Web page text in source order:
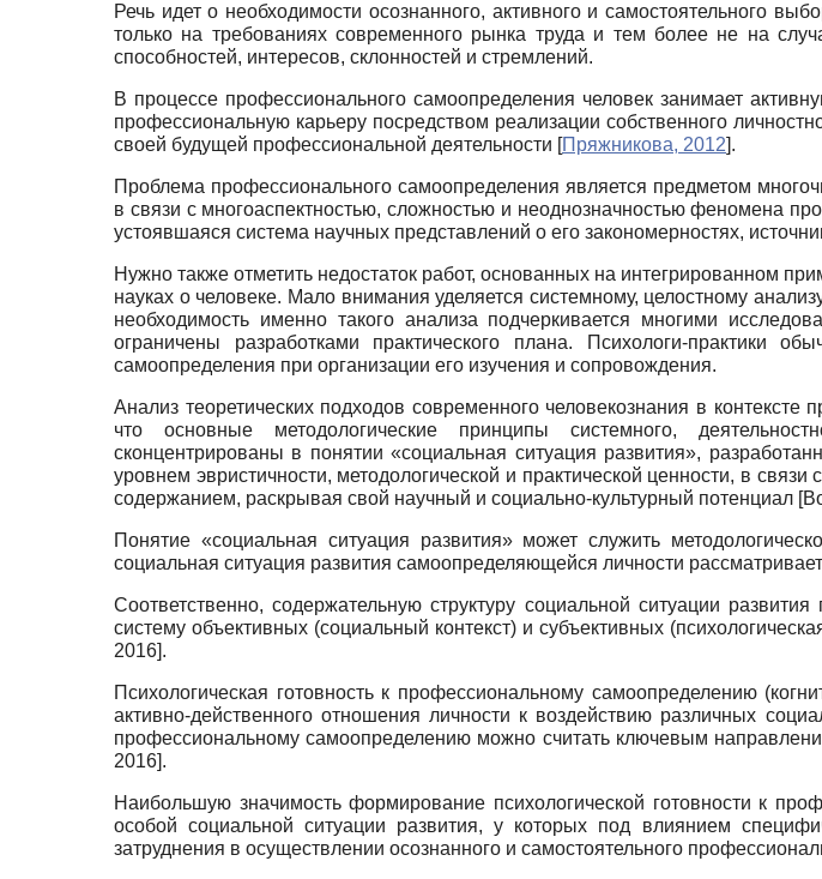
Речь идет о необходимости осознанного, активного и самостоятельного
только на требованиях современного рынка труда и тем более не на
способностей, интересов, склонностей и стремлений.
В процессе профессионального самоопределения человек занимает
профессиональную карьеру посредством реализации собственного
своей будущей профессиональной деятельности [Пряжникова, 2012].
Проблема профессионального самоопределения является предметом
в связи с многоаспектностью, сложностью и неоднозначностью феномена
устоявшаяся система научных представлений о его закономерностях,
Нужно также отметить недостаток работ, основанных на интегрированном
науках о человеке. Мало внимания уделяется системному, целостному
необходимость именно такого анализа подчеркивается многими
ограничены разработками практического плана. Психологи-практики
самоопределения при организации его изучения и сопровождения.
Анализ теоретических подходов современного человекознания в
что основные методологические принципы системного,
сконцентрированы в понятии «социальная ситуация развития»,
уровнем эвристичности, методологической и практической ценности, в
содержанием, раскрывая свой научный и социально-культурный потенциал [
Понятие «социальная ситуация развития» может служить
социальная ситуация развития самоопределяющейся личности
Соответственно, содержательную структуру социальной ситуации
систему объективных (социальный контекст) и субъективных
2016].
Психологическая готовность к профессиональному самоопределению
активно-действенного отношения личности к воздействию различных
профессиональному самоопределению можно считать ключевым
2016].
Наибольшую значимость формирование психологической готовности к
особой социальной ситуации развития, у которых под влиянием
затруднения в осуществлении осознанного и самостоятельного